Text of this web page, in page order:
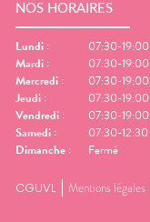
NOS HORAIRES
Lundi :
07:30-19:00
Mardi :
07:30-19:00
Mercredi :
07:30-19:00
Jeudi :
07:30-19:00
Vendredi :
07:30-19:00
Samedi :
07:30-12:30
Dimanche : Fermé
CGUVL Mentions légales